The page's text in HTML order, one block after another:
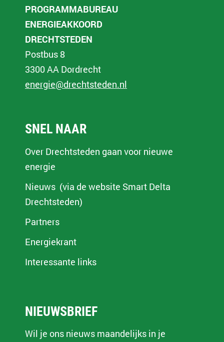
PROGRAMMABUREAU
ENERGIEAKKOORD
DRECHTSTEDEN
Postbus 8
3300 AA Dordrecht
energie@drechtsteden.nl
SNEL NAAR
Over Drechtsteden gaan voor nieuwe
energie
Nieuws (via de website Smart Delta
Drechtsteden)
Partners
Energiekrant
Interessante links
NIEUWSBRIEF
Wil je ons nieuws maandelijks in je